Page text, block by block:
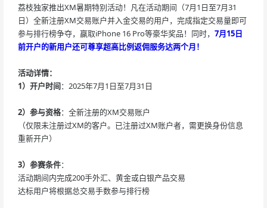
荔枝独家推出XM暑期特别活动！凡在活动期间（7月1日至7月31
日）全新注册XM交易账户并入金交易的用户，完成指定交易量即可
参与排行榜争夺，赢取iPhone 16 Pro等豪华奖品！同时， 7月15日
前开户的新用户还可尊享超高比例返佣服务达两个月！
活动详情：
1）开户时间：2025年7月1日至7月31日
2）参与资格：全新注册的XM交易账户
（仅限未注册过XM的客户。已注册过XM账户者，需更换身份信息
重新开户）
3）参赛条件：
活动期间内完成200手外汇、黄金或白银产品交易
达标用户将根据总交易手数参与排行榜